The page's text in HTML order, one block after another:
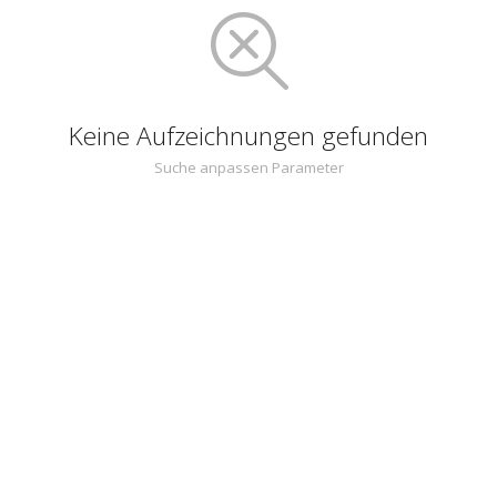
Keine Aufzeichnungen gefunden
Suche anpassen Parameter